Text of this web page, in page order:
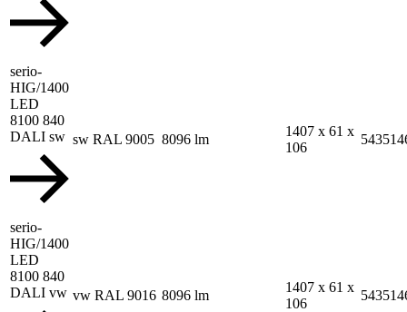
serio-
HIG/1400
LED
8100 840
DALI sw sw RAL 9005 8096 lm
1407 x 61 x
106
serio-
HIG/1400
LED
8100 840
DALI vw vw RAL 9016 8096 lm
1407 x 61 x
106